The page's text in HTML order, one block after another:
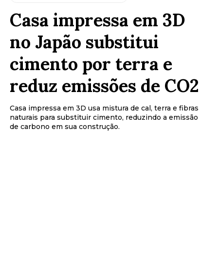
Casa impressa em 3D
no Japão substitui
cimento por terra e
reduz emissões de CO2
Casa impressa em 3D usa mistura de cal, terra e fibras
naturais para substituir cimento, reduzindo a emissão
de carbono em sua construção.